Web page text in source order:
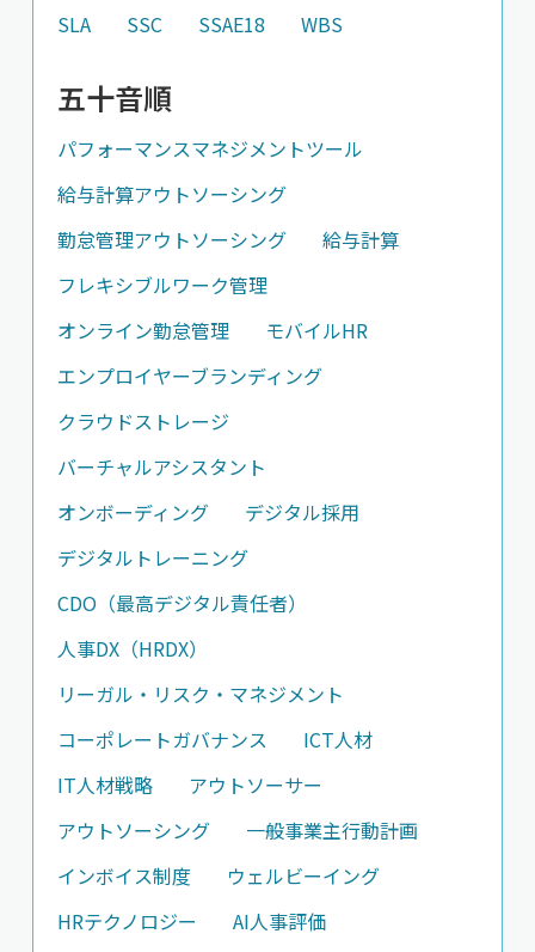
SLA
SSC SSAE18 WBS
五十音順
パフォーマンスマネジメントツール
給与計算アウトソーシング
勤怠管理アウトソーシング
給与計算
フレキシブルワーク管理
オンライン勤怠管理
モバイルHR
エンプロイヤーブランディング
クラウドストレージ
バーチャルアシスタント
オンボーディング
デジタル採用
デジタルトレーニング
CDO（最高デジタル責任者）
人事DX（HRDX）
リーガル・リスク・マネジメント
コーポレートガバナンス
ICT人材
IT人材戦略
アウトソーサー
アウトソーシング
一般事業主行動計画
インボイス制度
ウェルビーイング
HRテクノロジー
AI人事評価